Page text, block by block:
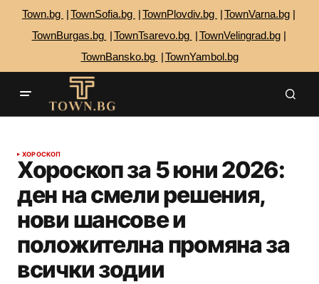
Town.bg TownSofia.bg TownPlovdiv.bg
TownVarna.bg
TownBurgas.bg
TownTsarevo.bg
TownVelingrad.bg
TownBansko.bg
TownYambol.bg
ХОРОСКОП
Хороскоп за 5 юни 2026:
ден на смели решения,
нови шансове и
положителна промяна за
всички зодии